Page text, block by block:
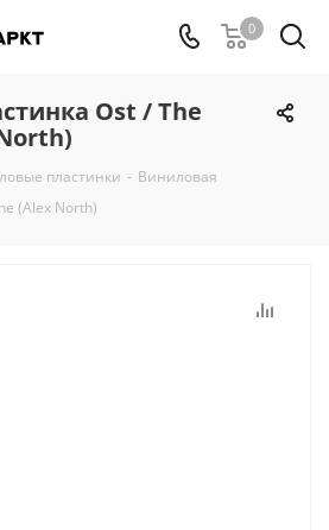
0
Ost / The
пластинки - Виниловая
(Alex North)